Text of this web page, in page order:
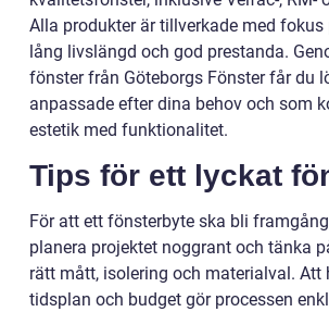
Alla produkter är tillverkade med fokus
lång livslängd och god prestanda.
fönster från Göteborgs Fönster får du
anpassade efter dina behov och som
estetik med funktionalitet.
Tips för ett lyckat
För att ett fönsterbyte ska bli
planera projektet noggrant och tänka
rätt mått, isolering och materialval. Att
tidsplan och budget gör processen